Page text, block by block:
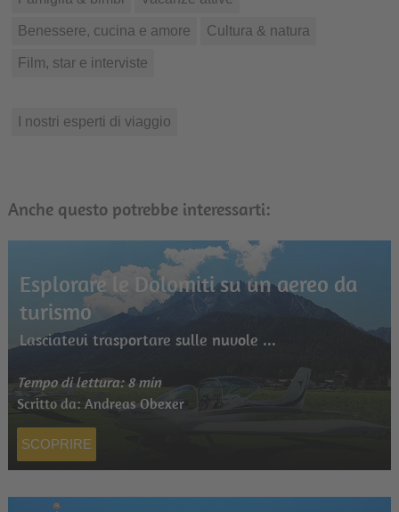
Benessere, cucina e amore Cultura & natura
Film, star e interviste
I nostri esperti di viaggio
Anche questo potrebbe interessarti:
Esplorare le Dolomiti su un aereo da
turismo
Lasciatevi trasportare sulle nuvole ...
Tempo di lettura: 8 min
Scritto da: Andreas Obexer
SCOPRIRE